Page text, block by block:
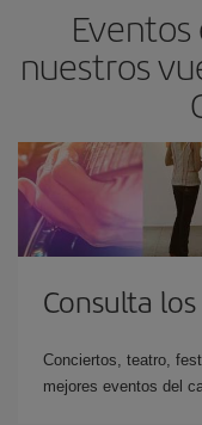
nuestros
Consulta
Conciertos, teatro,
mejores eventos del